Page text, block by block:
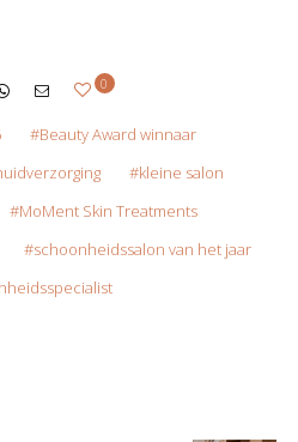
0
Beauty Award winnaar
kleine salon
MoMent Skin Treatments
schoonheidssalon van het jaar